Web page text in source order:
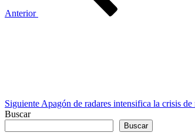
Anterior
Siguiente Apagón de radares intensifica la crisis
Buscar
Buscar